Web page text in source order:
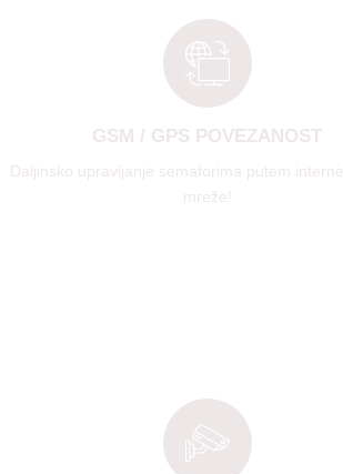
GSM / GPS POVEZANOST
Daljinsko upravljanje semaforima putem
mreže!